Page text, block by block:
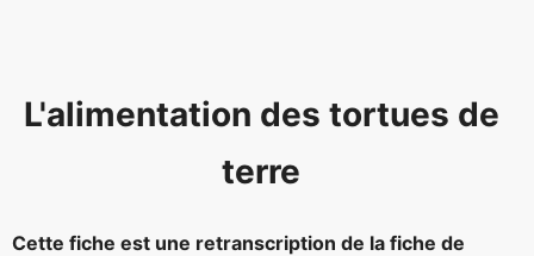
L'alimentation des tortues de
terre
Cette fiche est une retranscription de la fiche de